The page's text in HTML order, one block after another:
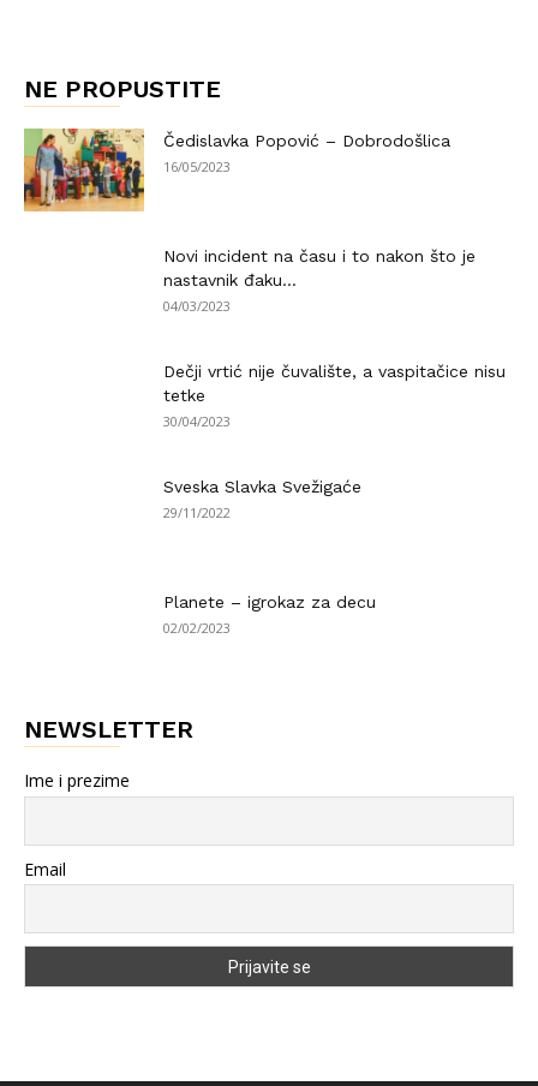
NE PROPUSTITE
Čedislavka Popović – Dobrodošlica
16/05/2023
Novi incident na času i to nakon što je
nastavnik đaku...
04/03/2023
Dečji vrtić nije čuvalište, a vaspitačice nisu
tetke
30/04/2023
Sveska Slavka Svežigaće
29/11/2022
Planete – igrokaz za decu
02/02/2023
NEWSLETTER
Ime i prezime
Email